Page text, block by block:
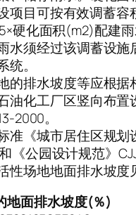
项目可按有效调蓄容
硬化面积(m2)配建
水须经过该调蓄设施
。
的排水坡度等应根据
油化工厂区竖向布置
2000。
准《城市居住区规划
《公园设计规范》
性场地地面排水坡度
地面排水坡度(％)